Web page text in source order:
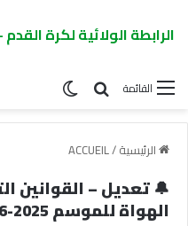
الرابطة الولائية لكرة
القائمة
الرئيسية/
ACCUEIL
🔔 تعديل – القوانين
الهواة للموسم 2025-2026